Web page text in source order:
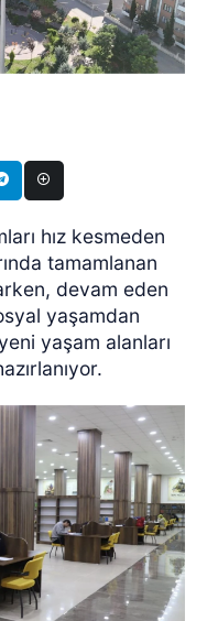
hız kesmeden
tamamlanan
devam eden
yaşamdan
yaşam alanları